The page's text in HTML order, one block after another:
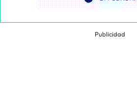
Publicidad